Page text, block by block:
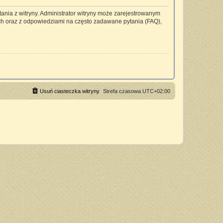
z witryny. Administrator witryny może zarejestrowanym
z odpowiedziami na często zadawane pytania (FAQ),
Strefa czasowa UTC+02:00
Usuń ciasteczka witryny